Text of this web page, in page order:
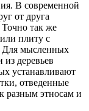
В современной
от друга
так же
плиту с
Для мысленных
деревьев
устанавливают
отведенные
разным этносам и